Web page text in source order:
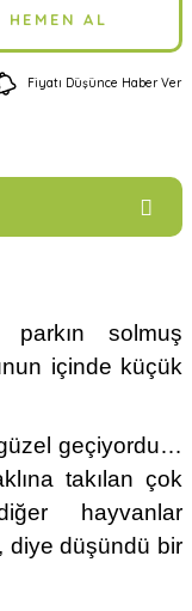
HEMEN AL
Fiyatı Düşünce Haber Ver
solmuş
içinde küçük
geçiyordu…
takılan çok
hayvanlar
diye düşündü bir